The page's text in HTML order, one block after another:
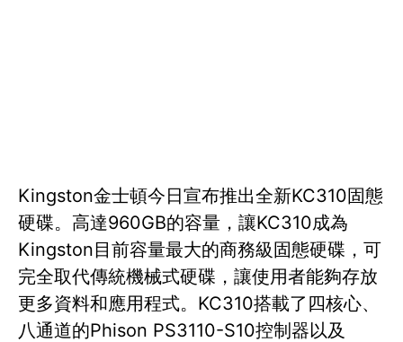
Kingston金士頓今日宣布推出全新KC310固態
硬碟。高達960GB的容量，讓KC310成為
Kingston目前容量最大的商務級固態硬碟，可
完全取代傳統機械式硬碟，讓使用者能夠存放
更多資料和應用程式。KC310搭載了四核心、
八通道的Phison PS3110-S10控制器以及